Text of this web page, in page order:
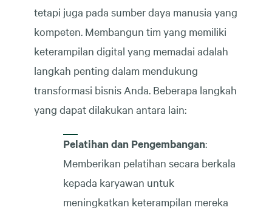
tetapi juga pada sumber daya manusia yang
kompeten. Membangun tim yang memiliki
keterampilan digital yang memadai adalah
langkah penting dalam mendukung
transformasi bisnis Anda. Beberapa langkah
yang dapat dilakukan antara lain:
Pelatihan dan Pengembangan:
Memberikan pelatihan secara berkala
kepada karyawan untuk
meningkatkan keterampilan mereka